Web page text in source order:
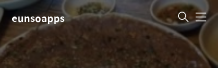
eunsoapps 메
뉴